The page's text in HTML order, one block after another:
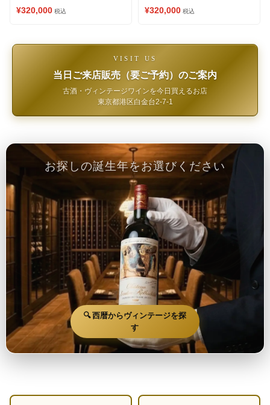
¥320,000 税込 ¥320,000 税込
VISIT US
当日ご来店販売（要ご予約）のご案内
古酒・ヴィンテージワインを今日買えるお店
東京都港区白金台2-7-1
お探しの誕生年をお選びください
🔍 西暦からヴィンテージを探
す